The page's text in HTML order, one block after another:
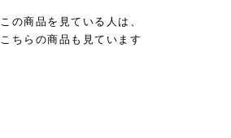
この商品を見ている人は、
こちらの商品も見ています